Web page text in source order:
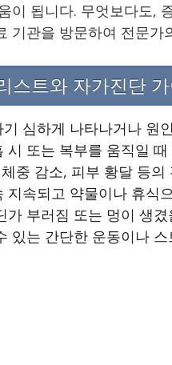
이 됩니다. 무엇보다도,
기관을 방문하여 전문
스트와 자가진단
심하게 나타나거나 원
시 또는 복부를 움직일
중 감소, 피부 황달 등의
지속되고 약물이나 휴식
가 부러짐 또는 멍이 생겼
있는 간단한 운동이나